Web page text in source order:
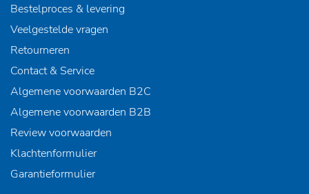
Bestelproces & levering
Veelgestelde vragen
Retourneren
Contact & Service
Algemene voorwaarden B2C
Algemene voorwaarden B2B
Review voorwaarden
Klachtenformulier
Garantieformulier